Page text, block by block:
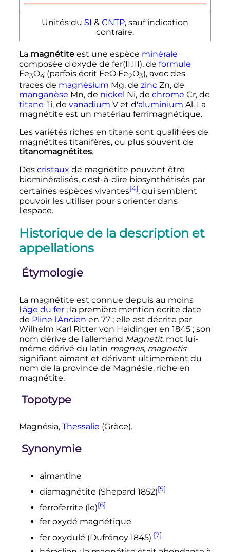
Unités du SI & CNTP, sauf indication
contraire.
La magnétiteest une espèce minérale
composée d'oxyde de fer(II,III), de formule
Fe3O4 (parfois écrit FeO·Fe2O3), avec des
traces de magnésium Mg, de zincZn, de
manganèse Mn, de nickel Ni, de chrome Cr, de
titane Ti, de vanadium V et d'aluminium Al. La
magnétite est un matériau ferrimagnétique.
Les variétés riches en titane sont qualifiées de
magnétites titanifères, ou plus souvent de
titanomagnétites.
Des cristaux de magnétite peuvent être
biominéralisés, c'est-à-dire biosynthétisés par
certaines espèces vivantes[4], qui semblent
pouvoir les utiliser pour s'orienter dans
l'espace.
Historique de la description et
appellations
Étymologie
La magnétite est connue depuis au moins
l'âge du fer ; la première mention écrite date
de Pline l'Ancien en 77 ; elle est décrite par
Wilhelm Karl Ritter von Haidinger en 1845 ; son
nom dérive de l'allemand Magnetit, mot lui-
même dérivé du latin magnes, magnetis
signifiant aimant et dérivant ultimement du
nom de la province de Magnésie, riche en
magnétite.
Topotype
Magnésia, Thessalie (Grèce).
Synonymie
aimantine
diamagnétite (Shepard 1852)[5]
ferroferrite (le)[6]
fer oxydé magnétique
fer oxydulé (Dufrénoy 1845) [7]